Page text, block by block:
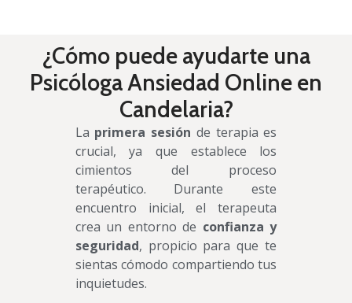
¿Cómo puede ayudarte una
Psicóloga Ansiedad Online en
Candelaria?
La primera sesión de terapia es
crucial, ya que establece los
cimientos del proceso
terapéutico. Durante este
encuentro inicial, el terapeuta
crea un entorno de confianza y
seguridad, propicio para que te
sientas cómodo compartiendo tus
inquietudes.